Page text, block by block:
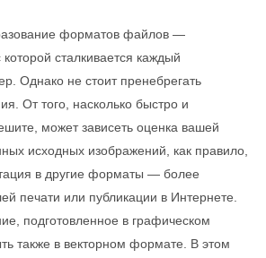
форматов файлов —
сталкивается каждый
Однако не стоит пренебрегать
От того, насколько быстро и
может зависеть оценка вашей
исходных изображений, как правило,
в другие форматы — более
печати или публикации в Интернете.
подготовленное в графическом
также в векторном формате. В этом